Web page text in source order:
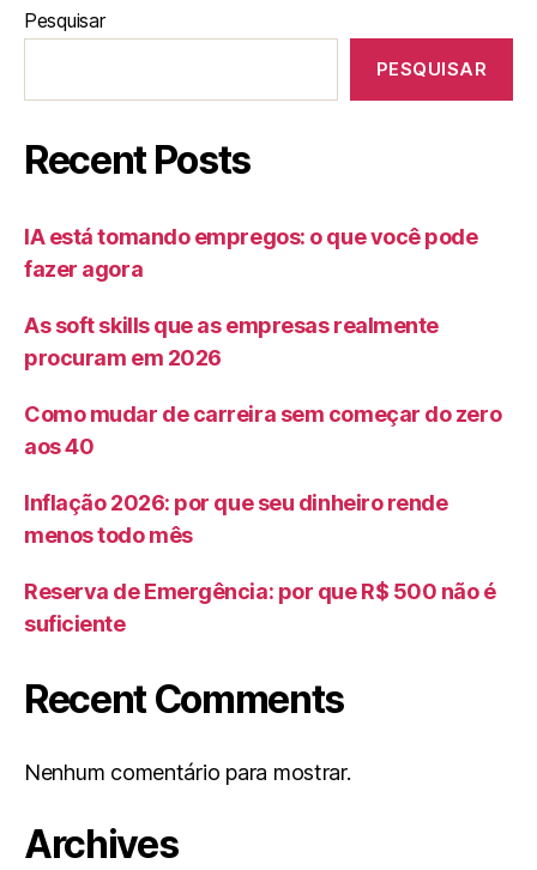
Pesquisar
PESQUISAR
Recent Posts
IA está tomando empregos: o que você pode
fazer agora
As soft skills que as empresas realmente
procuram em 2026
Como mudar de carreira sem começar do zero
aos 40
Inflação 2026: por que seu dinheiro rende
menos todo mês
Reserva de Emergência: por que R$ 500 não é
suficiente
Recent Comments
Nenhum comentário para mostrar.
Archives